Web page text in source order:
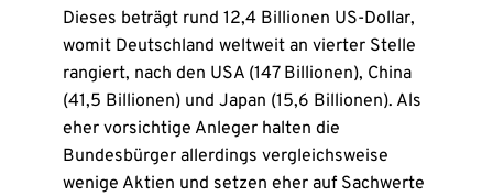
Dieses beträgt rund 12,4 Billionen US-Dollar,
womit Deutschland weltweit an vierter Stelle
rangiert, nach den USA (147 Billionen), China
(41,5 Billionen) und Japan (15,6 Billionen). Als
eher vorsichtige Anleger halten die
Bundesbürger allerdings vergleichsweise
wenige Aktien und setzen eher auf Sachwerte